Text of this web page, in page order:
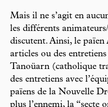
Mais il ne s’agit en
les différents
discutent. Ainsi, le païen
articles ou des
Tanoüarn (catholique
des entretiens avec
païens de la Nouvelle
plus l’ennemi, la “secte